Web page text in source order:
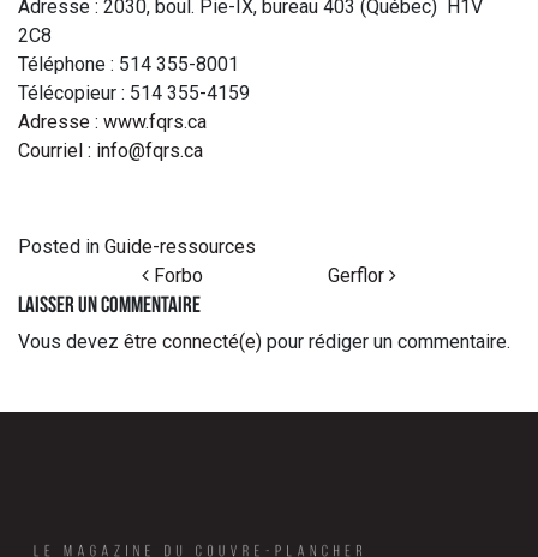
Adresse : 2030, boul. Pie-IX, bureau 403 (Québec) H1V
2C8
Téléphone : 514 355-8001
Télécopieur : 514 355-4159
Adresse : www.fqrs.ca
Courriel : info@fqrs.ca
Posted in Guide-ressources
Post navigationForbo Gerflor
Laisser un commentaire
Vous devez être connecté(e) pour rédiger un commentaire.